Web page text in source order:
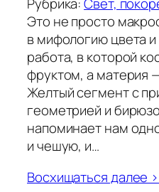
Это не просто
в мифологию цвета
работа, в которой
фруктом, а материя
Желтый сегмент с
геометрией и
напоминает нам
и чешую, и…
Восхищаться далее